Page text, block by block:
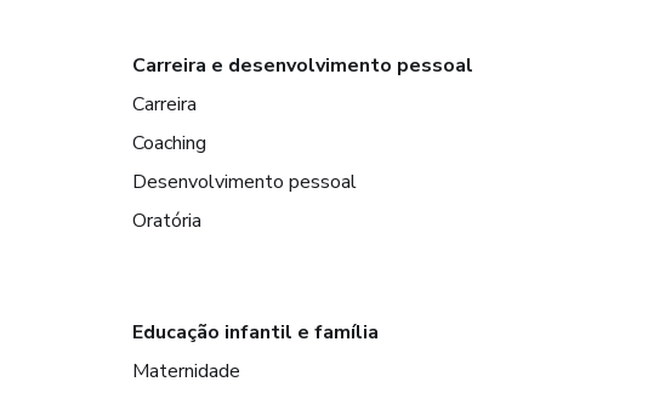
Carreira e desenvolvimento pessoal
Carreira
Coaching
Desenvolvimento pessoal
Oratória
Educação infantil e família
Maternidade